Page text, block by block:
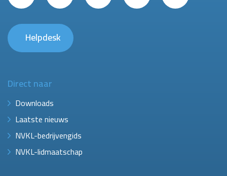
Helpdesk
Direct naar
Downloads
Laatste nieuws
NVKL-bedrijvengids
NVKL-lidmaatschap